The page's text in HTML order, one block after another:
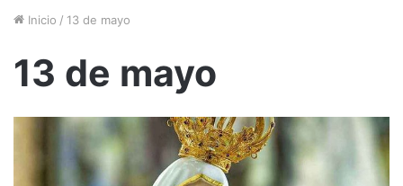
Inicio / 13 de mayo
13 de mayo